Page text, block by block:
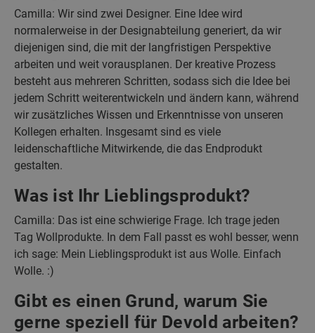
Camilla: Wir sind zwei Designer. Eine Idee wird
normalerweise in der Designabteilung generiert, da wir
diejenigen sind, die mit der langfristigen Perspektive
arbeiten und weit vorausplanen. Der kreative Prozess
besteht aus mehreren Schritten, sodass sich die Idee bei
jedem Schritt weiterentwickeln und ändern kann, während
wir zusätzliches Wissen und Erkenntnisse von unseren
Kollegen erhalten. Insgesamt sind es viele
leidenschaftliche Mitwirkende, die das Endprodukt
gestalten.
Was ist Ihr Lieblingsprodukt?
Camilla: Das ist eine schwierige Frage. Ich trage jeden
Tag Wollprodukte. In dem Fall passt es wohl besser, wenn
ich sage: Mein Lieblingsprodukt ist aus Wolle. Einfach
Wolle. :)
Gibt es einen Grund, warum Sie
gerne speziell für Devold arbeiten?